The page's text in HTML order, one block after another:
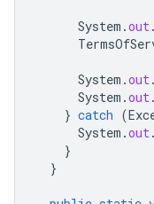
System .out.
System .out.
System .out.
} catch (
System .out.
}
}